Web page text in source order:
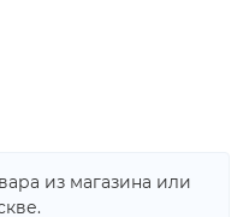
из магазина или